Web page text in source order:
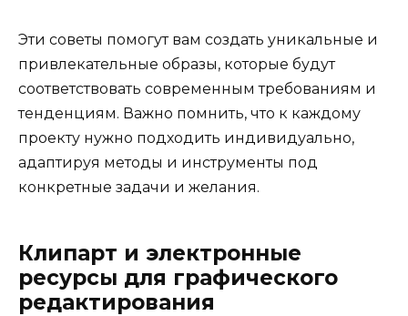
Эти советы помогут вам создать уникальные и
привлекательные образы, которые будут
соответствовать современным требованиям и
тенденциям. Важно помнить, что к каждому
проекту нужно подходить индивидуально,
адаптируя методы и инструменты под
конкретные задачи и желания.
Клипарт и электронные
ресурсы для графического
редактирования